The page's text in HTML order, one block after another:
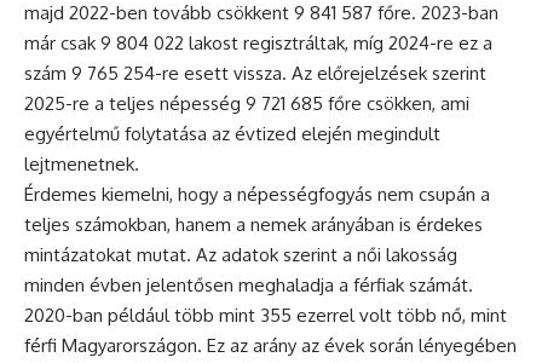
majd 2022-ben tovább csökkent 9 841 587 főre. 2023-ban
már csak 9 804 022 lakost regisztráltak, míg 2024-re ez a
szám 9 765 254-re esett vissza. Az előrejelzések szerint
2025-re a teljes népesség 9 721 685 főre csökken, ami
egyértelmű folytatása az évtized elején megindult
lejtmenetnek.
Érdemes kiemelni, hogy a népességfogyás nem csupán a
teljes számokban, hanem a nemek arányában is érdekes
mintázatokat mutat. Az adatok szerint a női lakosság
minden évben jelentősen meghaladja a férfiak számát.
2020-ban például több mint 355 ezerrel volt több nő, mint
férfi Magyarországon. Ez az arány az évek során lényegében